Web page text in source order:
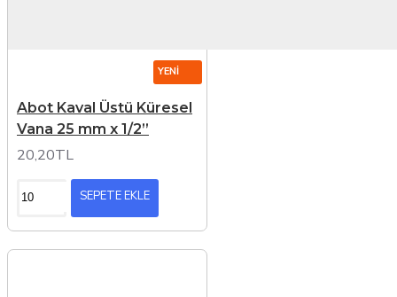
YENI
Abot Kaval Üstü Küresel
Vana 25 mm x 1/2”
20,20TL
SEPETE EKLE